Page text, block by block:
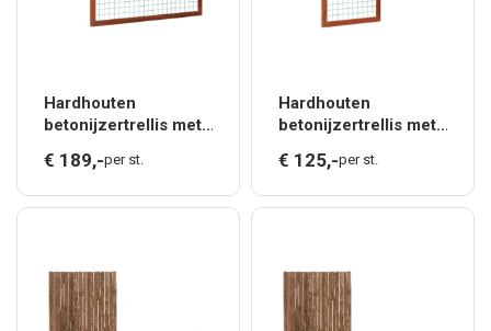
Hardhouten
betonijzertrellis met
raamwerk 4,5 x 7,0
cm, 180 x 180 cm.*
€ 189,-per st.
Hardhouten
betonijzertrellis met
raamwerk 4,5 x 7,0
cm, 90 x 180 cm.*
€ 125,-per st.